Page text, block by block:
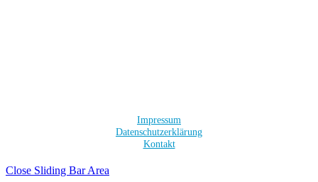
Impressum
Datenschutzerklärung
Kontakt
Close Sliding Bar Area